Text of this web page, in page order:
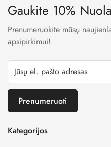
Gaukite 10%
Prenumeruokite mūsų
apsipirkimui!
Prenumeruoti
Kategorijos